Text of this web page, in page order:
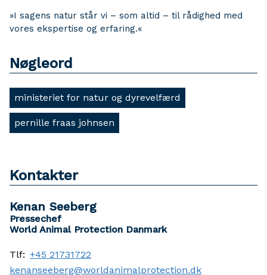
»I sagens natur står vi – som altid – til rådighed med
vores ekspertise og erfaring.«
Nøgleord
ministeriet for natur og dyrevelfærd
pernille fraas johnsen
Kontakter
Kenan Seeberg
Pressechef
World Animal Protection Danmark
Tlf: +45 21731722
kenanseeberg@worldanimalprotection.dk